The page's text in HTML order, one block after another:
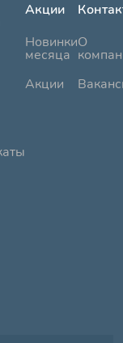
Акции
Новинки
месяца
Акции
О